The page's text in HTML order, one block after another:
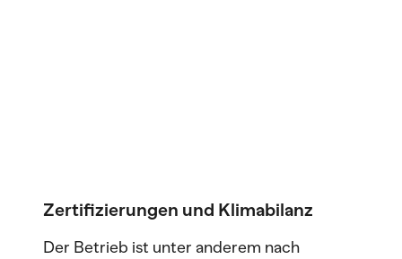
Zertifizierungen und Klimabilanz
Der Betrieb ist unter anderem nach